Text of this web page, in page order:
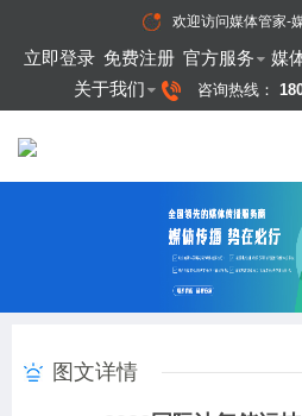
欢迎访问媒体管家-
立即登录 免费注册 官方服务 媒
关于我们
咨询热线：
图文详情